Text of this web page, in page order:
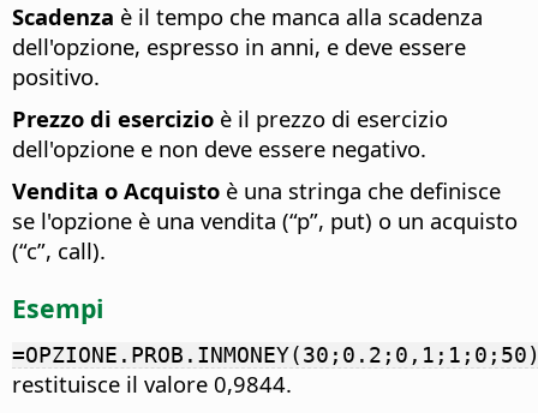
Scadenza è il tempo che manca alla scadenza
dell'opzione, espresso in anni, e deve essere
positivo.
Prezzo di esercizio è il prezzo di esercizio
dell'opzione e non deve essere negativo.
Vendita o Acquisto è una stringa che definisce
se l'opzione è una vendita (“p”, put) o un acquisto
(“c”, call).
Esempi
restituisce il valore 0,9844.